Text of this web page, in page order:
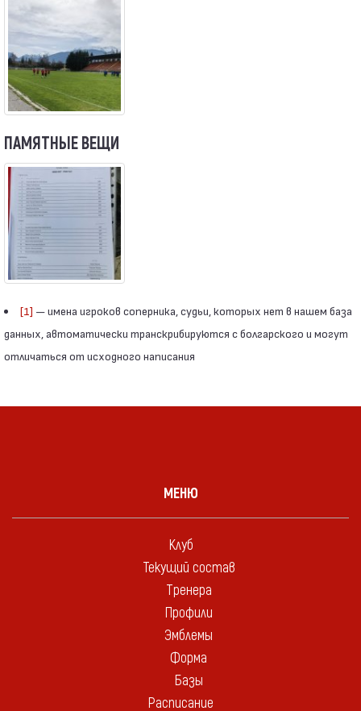
ПАМЯТНЫЕ ВЕЩИ
[1] — имена игроков соперника, судьи, которых нет в нашем база
данных, автоматически транскрибируются с болгарского и могут
отличаться от исходного написания
МЕНЮ
Клуб
Текущий состав
Тренера
Профили
Эмблемы
Форма
Базы
Расписание